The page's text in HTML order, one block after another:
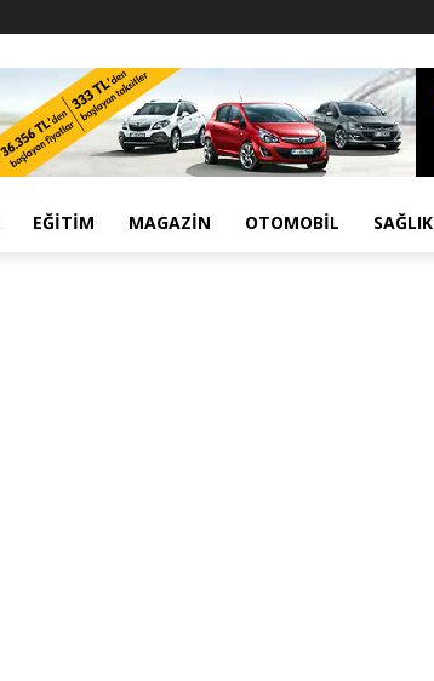
EĞITIM MAGAZIN OTOMOBIL SAĞLIK